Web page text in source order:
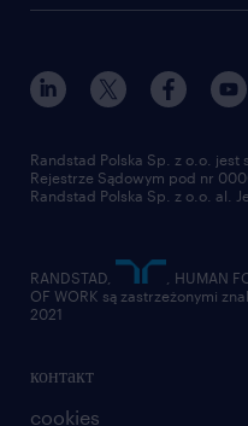
для медиа
для поставщиков
наш мир
работа в randstad
отправить резюме
контакт
cookies
Randstad Polska Sp. z o.o. jest
Rejestrze Sądowym pod nr
Randstad Polska Sp. z o.o. al.
RANDSTAD,
, HUMAN
OF WORK są zastrzeżonymi
2021